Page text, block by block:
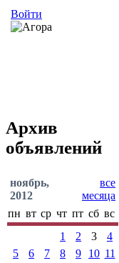
Войти
Архив
объявлений
ноябрь,
2012
все
месяца
пн вт ср чт пт сб вс
1
2 3
4
5
6 7 8 9 10 11